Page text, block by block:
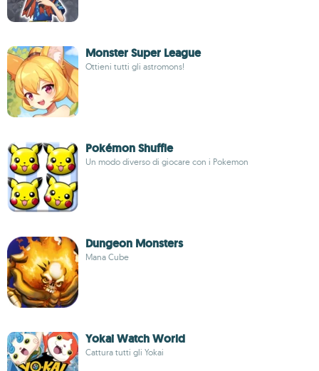
Monster Super League
Ottieni tutti gli astromons!
Pokémon Shuffle
Un modo diverso di giocare con i Pokemon
Dungeon Monsters
Mana Cube
Yokai Watch World
Cattura tutti gli Yokai